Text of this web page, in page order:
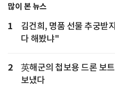
많이 본 뉴스
1
김건희, 명품 선물 추궁받
다 해봤냐"
2
英해군의 첩보용 드론 보
보냈다